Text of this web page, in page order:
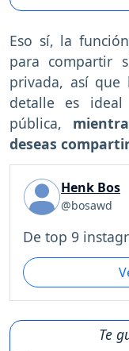
Eso sí, la
para compartir
privada, así
detalle es
pública,
deseas
Henk Bos
@bosawd
De top 9
Te